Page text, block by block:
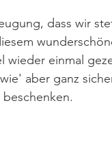
dass wir
einmal
aber ganz